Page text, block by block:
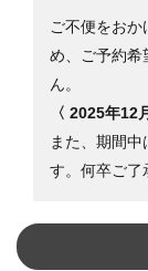
ご不便をおか
め、ご予約希
ん。
〈 2025年12
また、期間
す。何卒ご了